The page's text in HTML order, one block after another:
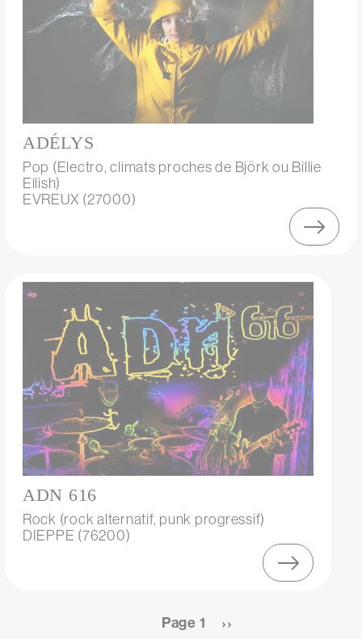
ADÉLYS
Pop (Electro, climats proches de Björk ou Billie
Eilish)
EVREUX (27000)
ADN 616
Rock (rock alternatif, punk progressif)
DIEPPE (76200)
Page 1
Page
››